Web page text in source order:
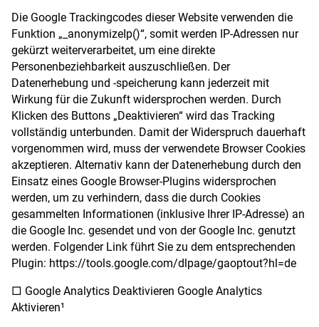
Die Google Trackingcodes dieser Website verwenden die
Funktion „_anonymizeIp()“, somit werden IP-Adressen nur
gekürzt weiterverarbeitet, um eine direkte
Personenbeziehbarkeit auszuschließen. Der
Datenerhebung und -speicherung kann jederzeit mit
Wirkung für die Zukunft widersprochen werden. Durch
Klicken des Buttons „Deaktivieren“ wird das Tracking
vollständig unterbunden. Damit der Widerspruch dauerhaft
vorgenommen wird, muss der verwendete Browser Cookies
akzeptieren. Alternativ kann der Datenerhebung durch den
Einsatz eines Google Browser-Plugins widersprochen
werden, um zu verhindern, dass die durch Cookies
gesammelten Informationen (inklusive Ihrer IP-Adresse) an
die Google Inc. gesendet und von der Google Inc. genutzt
werden. Folgender Link führt Sie zu dem entsprechenden
Plugin: https://tools.google.com/dlpage/gaoptout?hl=de
□ Google Analytics Deaktivieren Google Analytics
Aktivieren¹